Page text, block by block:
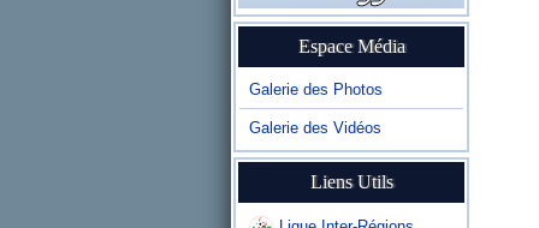
Espace Média
Galerie des Photos
Galerie des Vidéos
Liens Utils